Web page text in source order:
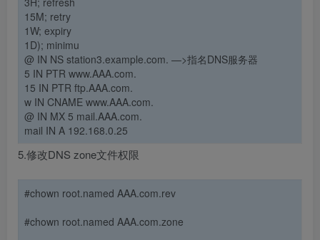
15M; retry
1W; expiry
1D); minimu
@ IN NS station3.example.com. —>指名DNS服务器
5 IN PTR www.AAA.com.
15 IN PTR ftp.AAA.com.
w IN CNAME www.AAA.com.
@ IN MX 5 mail.AAA.com.
mail IN A 192.168.0.25
5.修改DNS zone文件权限
#chown root.named AAA.com.rev
#chown root.named AAA.com.zone